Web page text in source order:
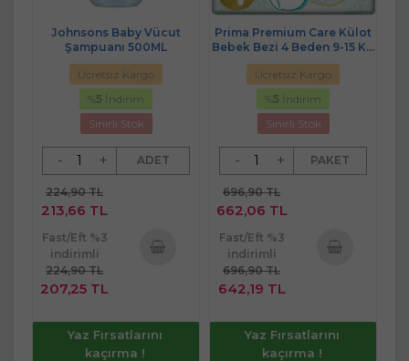
Johnsons Baby Vücut
Şampuanı 500ML
Ücretsiz Kargo
%5 İndirim
Sınırlı Stok
- + ADET
224,90 TL
213,66 TL
Fast/Eft %3
indirimli
224,90 TL
207,25 TL
Yaz Fırsatlarını
kaçırma !
Prima Premium Care Külot
Bebek Bezi 4 Beden 9-15 KG
Maxi 44 Adet Ekonomik Pk
Ücretsiz Kargo
%5 İndirim
Sınırlı Stok
- + PAKET
696,90 TL
662,06 TL
Fast/Eft %3
indirimli
696,90 TL
642,19 TL
Yaz Fırsatlarını
kaçırma !